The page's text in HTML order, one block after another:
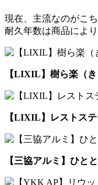
現在、主流なのがこ
耐久年数は商品によ
【LIXIL】樹ら楽（き
【LIXIL】レストス
【三協アルミ】ひと